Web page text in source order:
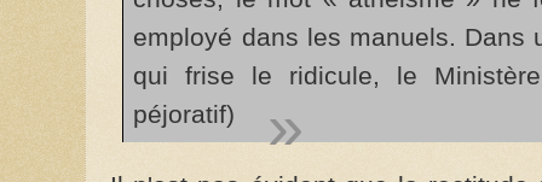
employé dans les manuels. Dans
qui frise le ridicule, le
péjoratif)